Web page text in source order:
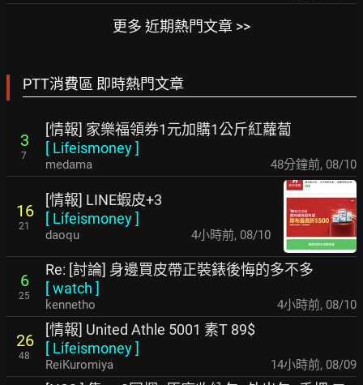
更多 近期熱門文章 >>
PTT消費區 即時熱門文章
3
7
[情報] 家樂福領券1元加購1公斤紅蘿蔔
[ Lifeismoney]
medama 48分鐘前, 08/10
16
21
[情報] LINE蝦皮+3
[ Lifeismoney]
daoqu 4小時前, 08/10
6
25
Re: [討論] 身邊買皮帶正裝錶後悔的多不多
[watch ]
kennetho 4小時前, 08/10
26
48
[情報] United Athle 5001 素T 89$
[ Lifeismoney]
ReiKuromiya 14小時前, 08/09